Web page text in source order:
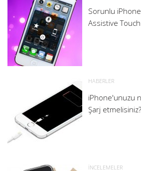
Sorunlu
Assistive Touch
HABERLER
iPhone'unuzu
Şarj etmelisiniz?
İNCELEMELER